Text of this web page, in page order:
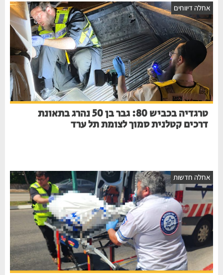
דיווחים
טרגדיה בכביש 80: גבר בן 50 נהרג בתאונת
דרכים קטלנית סמוך לצומת תל ערד
חדשות